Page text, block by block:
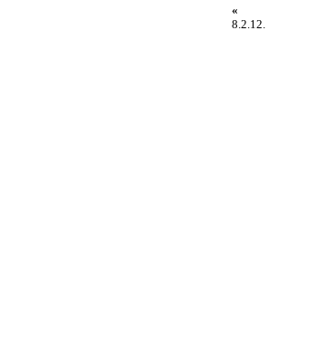
«
8.2.12.